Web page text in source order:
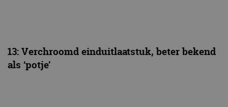
13: Verchroomd einduitlaatstuk, beter bekend
als ‘potje’